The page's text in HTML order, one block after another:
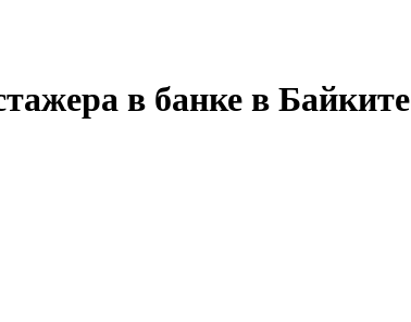
в банке в Байките